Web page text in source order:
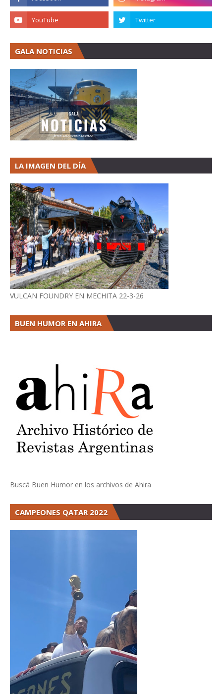
GALA NOTICIAS
LA IMAGEN DEL DÍA
VULCAN FOUNDRY EN MECHITA 22-3-26
BUEN HUMOR EN AHIRA
Buscá Buen Humor en los archivos de Ahira
CAMPEONES QATAR 2022